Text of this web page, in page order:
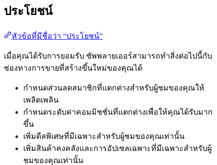
ประโยชน์
หัวข้อที่มีชื่อว่า “ประโยชน์”
เมื่อคุณได้รับการยอมรับ ซัพพลายเออร์สามารถทำสิ่งต่อไปนี้กับ
ช่องทางการขายที่สร้างขึ้นใหม่ของคุณได้
กำหนดส่วนลดสมาชิกที่แตกต่างสำหรับผู้ชมของคุณให้
เพลิดเพลิน
กำหนดระดับค่าคอมมิชชั่นที่แตกต่างเพื่อให้คุณได้รับมาก
ขึ้น
เพิ่มดีลพิเศษที่มีเฉพาะสำหรับผู้ชมของคุณเท่านั้น
เพิ่มสินค้าคงคลังและการอัปเซลเฉพาะที่มีเฉพาะสำหรับผู้
ชมของคุณเท่านั้น